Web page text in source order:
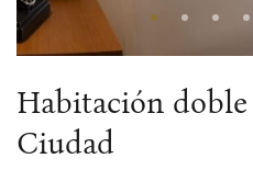
Habitación
Ciudad